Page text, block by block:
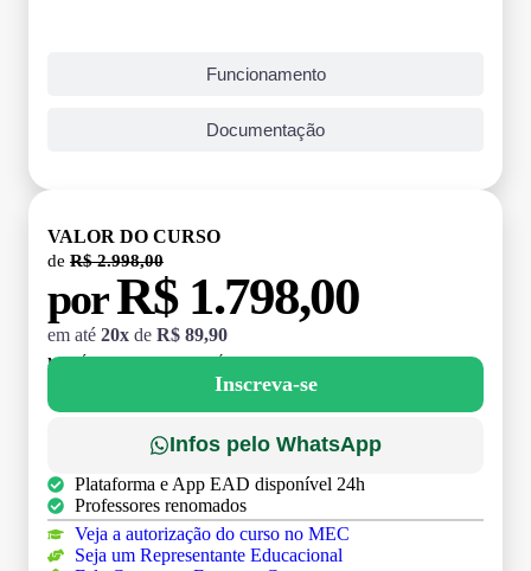
Funcionamento
Documentação
VALOR DO CURSO
de R$ 2.998,00
porR$ 1.798,00
em até 20x de R$ 89,90
MATRÍCULA:
Inscreva-se
Infos pelo WhatsApp
Plataforma e App EAD disponível 24h
Professores renomados
Veja a autorização do curso no MEC
Seja um Representante Educacional